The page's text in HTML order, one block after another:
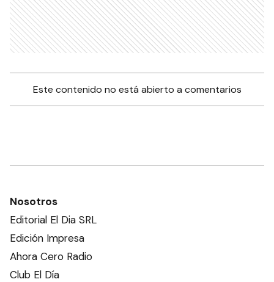
Este contenido no está abierto a comentarios
Nosotros
Editorial El Dia SRL
Edición Impresa
Ahora Cero Radio
Club El Día